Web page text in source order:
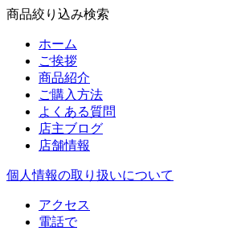
商品絞り込み検索
ホーム
ご挨拶
商品紹介
ご購入方法
よくある質問
店主ブログ
店舗情報
個人情報の取り扱いについて
アクセス
電話で